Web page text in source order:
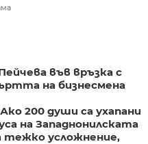
във връзка с
на бизнесмена
200 души са ухапани
на Западнонилската
тежко усложнение,